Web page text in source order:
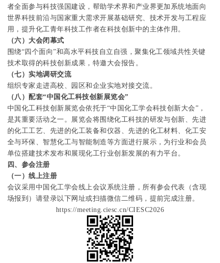
者全面参与科技强国建设，帮助学术界和产业界更加系统地面向
世界科技前沿与国家重大需求开展基础研究、技术开发与工程应
用，提升化工青年科技工作者在科技创新中的主体作用。
（六）大会闭幕式
围绕“四个面向”和高水平科技自立自强，聚集化工领域共性关键
技术取得的科技创新成果，特邀大会报告。
（七）实地调研交流
组织专家走进高校、园区和企业实地对接交流。
（八）配套“中国化工科技创新展览会”
中国化工科技创新展览会依托于“中国化工学会科技创新大会”，
是其重要活动之一。展览会将围绕化工科技的研发与创新、先进
的化工工艺、先进的化工装备和仪器、先进的化工材料、化工安
全与环保、智慧化工与智能制造等方面进行展示，为行业和会员
单位搭建技术发布和展现化工行业创新发展的有力平台。
四、参会注册
（一）线上注册
会议采用中国化工学会线上会议系统注册，所有参会代表（含现
场报到）请登录以下网址或扫描微信二维码，提前完成注册。
https://meeting.ciesc.cn/CIESC2026